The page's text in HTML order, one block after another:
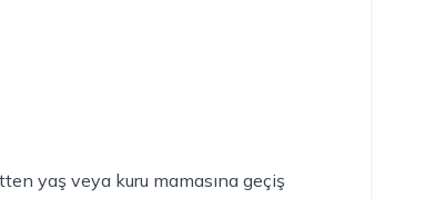
yaş veya kuru mamasına geçiş